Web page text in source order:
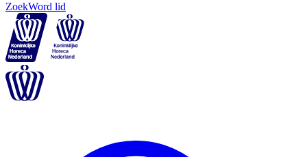
ZoekWord lid